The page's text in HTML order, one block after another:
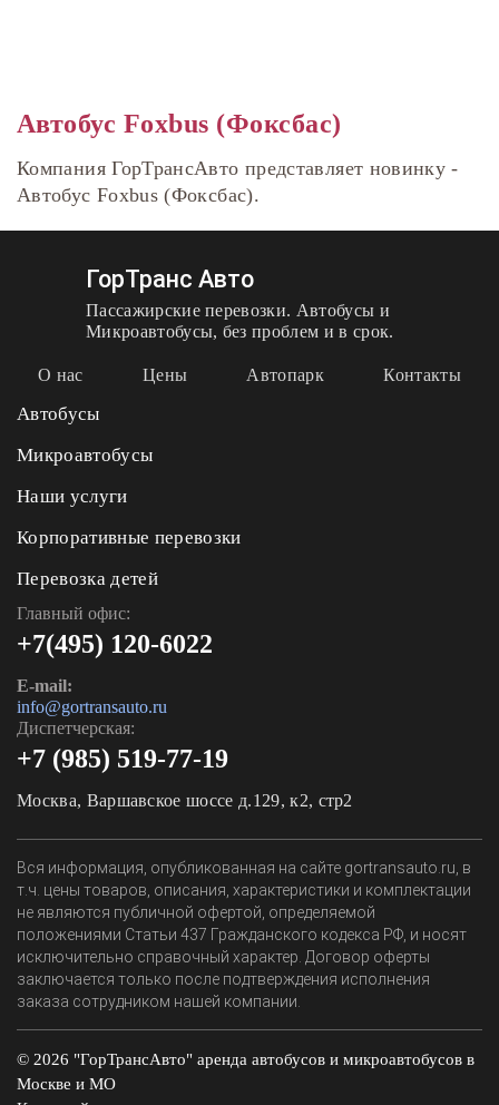
Автобус Foxbus (Фоксбас)
Компания ГорТрансАвто представляет новинку -
Автобус Foxbus (Фоксбас).
ГорТранс Авто
Пассажирские перевозки. Автобусы и
Микроавтобусы, без проблем и в срок.
О нас Цены Автопарк Контакты
Автобусы
Микроавтобусы
Наши услуги
Корпоративные перевозки
Перевозка детей
Главный офис:
+7(495) 120-6022
E-mail:
info@gortransauto.ru
Диспетчерская:
+7 (985) 519-77-19
Москва, Варшавское шоссе д.129, к2, стр2
Вся информация, опубликованная на сайте gortransauto.ru, в
т.ч. цены товаров, описания, характеристики и комплектации
не являются публичной офертой, определяемой
положениями Статьи 437 Гражданского кодекса РФ, и носят
исключительно справочный характер. Договор оферты
заключается только после подтверждения исполнения
заказа сотрудником нашей компании.
© 2026 "ГорТрансАвто" аренда автобусов и микроавтобусов в
Москве и МО